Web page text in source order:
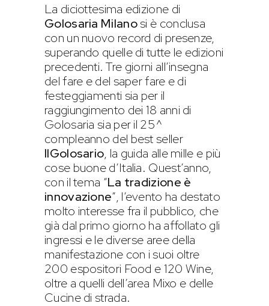
La diciottesima edizione di
Golosaria Milanosi è conclusa
con un nuovo record di presenze,
superando quelle di tutte le edizioni
precedenti. Tre giorni all’insegna
del fare e del saper fare e di
festeggiamenti sia per il
raggiungimento dei 18 anni di
Golosaria sia per il 25^
compleanno del best seller
IlGolosario, la guida alle mille e più
cose buone d’Italia. Quest’anno,
con il tema “La tradizione è
innovazione”, l’evento ha destato
molto interesse fra il pubblico, che
già dal primo giorno ha affollato gli
ingressi e le diverse aree della
manifestazione con i suoi oltre
200 espositori Food e 120 Wine,
oltre a quelli dell’area Mixo e delle
Cucine di strada.